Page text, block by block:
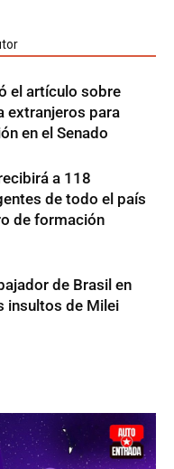
el artículo sobre
extranjeros para
en el Senado
a 118
de todo el país
de formación
de Brasil en
insultos de Milei